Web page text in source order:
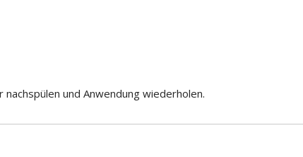
und Anwendung wiederholen.